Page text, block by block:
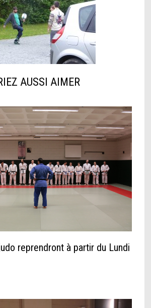
AUSSI AIMER
reprendront à partir du Lundi